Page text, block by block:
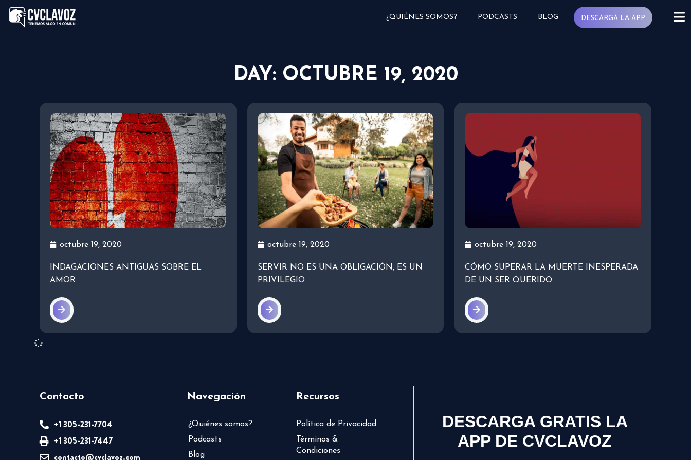
¿QUIÉNES SOMOS? PODCASTS BLOG DESCARGA LA APP
DAY: OCTUBRE 19, 2020
octubre 19, 2020
INDAGACIONES ANTIGUAS SOBRE EL
AMOR
octubre 19, 2020
SERVIR NO ES UNA OBLIGACIÓN, ES UN
PRIVILEGIO
octubre 19, 2020
CÓMO SUPERAR LA MUERTE INESPERADA
DE UN SER QUERIDO
Contacto
+1 305-231-7704
+1 305-231-7447
contacto@cvclavoz.com
Navegación
¿Quiénes somos?
Podcasts
Blog
Recursos
Política de Privacidad
Términos &
Condiciones
DESCARGA GRATIS LA
APP DE CVCLAVOZ